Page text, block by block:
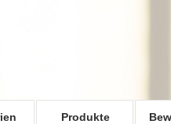
Produkte